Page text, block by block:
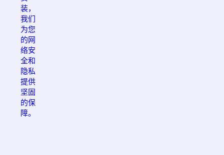
装，
我们
为您
的网
络安
全和
隐私
提供
坚固
的保
障。